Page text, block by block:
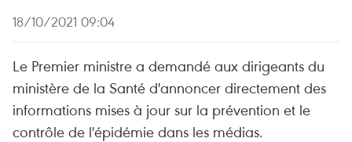
18/10/2021 09:04
Le Premier ministre a demandé aux dirigeants du
ministère de la Santé d'annoncer directement des
informations mises à jour sur la prévention et le
contrôle de l'épidémie dans les médias.